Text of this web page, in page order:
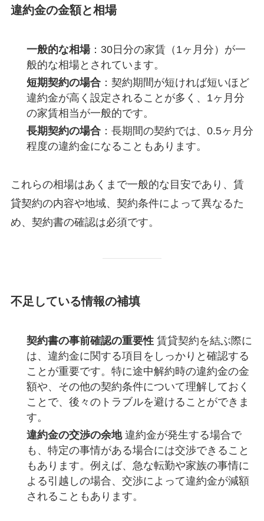
違約金の金額と相場
一般的な相場：30日分の家賃（1ヶ月分）が一
般的な相場とされています。
短期契約の場合：契約期間が短ければ短いほど
違約金が高く設定されることが多く、1ヶ月分
の家賃相当が一般的です。
長期契約の場合：長期間の契約では、0.5ヶ月分
程度の違約金になることもあります。
これらの相場はあくまで一般的な目安であり、賃
貸契約の内容や地域、契約条件によって異なるた
め、契約書の確認は必須です。
不足している情報の補填
契約書の事前確認の重要性賃貸契約を結ぶ際に
は、違約金に関する項目をしっかりと確認する
ことが重要です。特に途中解約時の違約金の金
額や、その他の契約条件について理解しておく
ことで、後々のトラブルを避けることができま
す。
違約金の交渉の余地違約金が発生する場合で
も、特定の事情がある場合には交渉できること
もあります。例えば、急な転勤や家族の事情に
よる引越しの場合、交渉によって違約金が減額
されることもあります。